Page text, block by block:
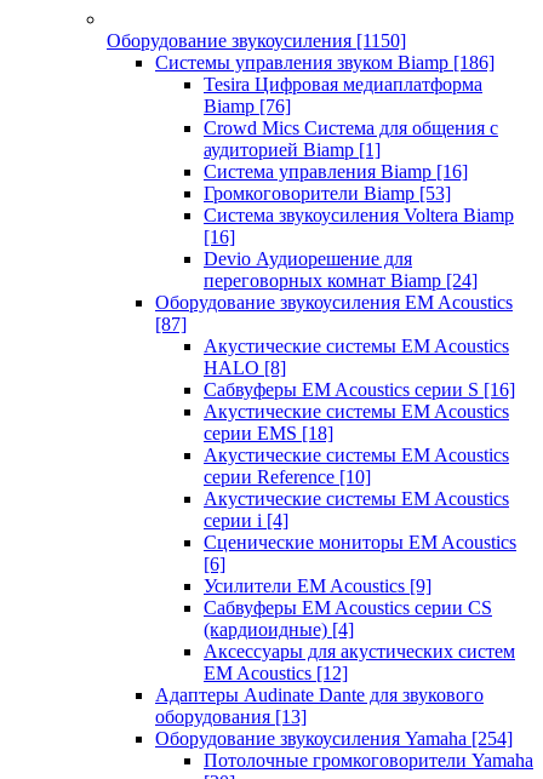
Оборудование звукоусиления [1150]
Системы управления звуком Biamp [186]
Tesira Цифровая медиаплатформа
Biamp [76]
Crowd Mics Система для общения с
аудиторией Biamp [1]
Система управления Biamp [16]
Громкоговорители Biamp [53]
Система звукоусиления Voltera Biamp
[16]
Devio Аудиорешение для
переговорных комнат Biamp [24]
Оборудование звукоусиления EM Acoustics
[87]
Акустические системы EM Acoustics
HALO [8]
Сабвуферы EM Acoustics серии S [16]
Акустические системы EM Acoustics
серии EMS [18]
Акустические системы EM Acoustics
серии Reference [10]
Акустические системы EM Acoustics
серии i [4]
Сценические мониторы EM Acoustics
[6]
Усилители EM Acoustics [9]
Сабвуферы EM Acoustics серии CS
(кардиоидные) [4]
Аксессуары для акустических систем
EM Acoustics [12]
Адаптеры Audinate Dante для звукового
оборудования [13]
Оборудование звукоусиления Yamaha [254]
Потолочные громкоговорители Yamaha